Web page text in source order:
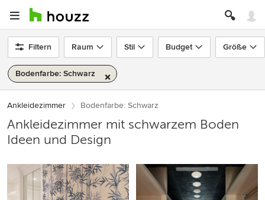
Filtern Raum Stil Budget Größe
Bodenfarbe: Schwarz
Ankleidezimmer Bodenfarbe: Schwarz
Ankleidezimmer mit schwarzem Boden
Ideen und Design